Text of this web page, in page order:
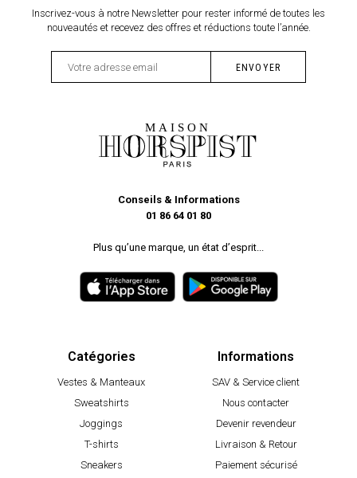
Inscrivez-vous à notre Newsletter pour rester informé de toutes les
nouveautés et recevez des offres et réductions toute l’année.
Conseils & Informations
01 86 64 01 80
Plus qu’une marque, un état d’esprit...
Catégories
Vestes & Manteaux
Sweatshirts
Joggings
T-shirts
Sneakers
Informations
SAV & Service client
Nous contacter
Devenir revendeur
Livraison & Retour
Paiement sécurisé